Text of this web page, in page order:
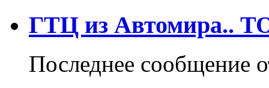
ГТЦ из Автомира..
Последнее сообщение